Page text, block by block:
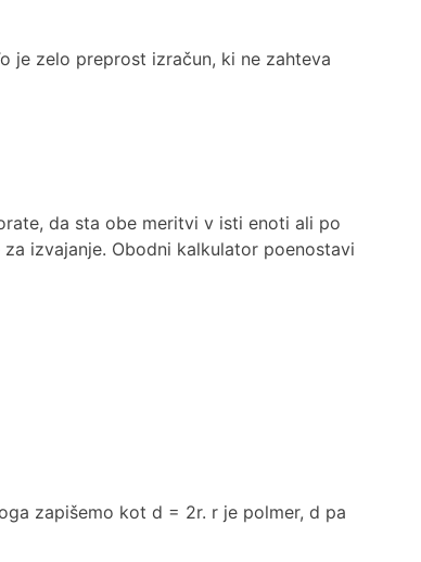
je zelo preprost izračun, ki ne zahteva
da sta obe meritvi v isti enoti ali po
izvajanje. Obodni kalkulator poenostavi
zapišemo kot d = 2r. r je polmer, d pa